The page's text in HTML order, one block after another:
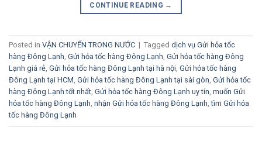
CONTINUE READING →
Posted in VẬN CHUYỂN TRONG NƯỚC | Tagged dịch vụ Gửi hỏa tốc
hàng Đông Lạnh Gửi hỏa tốc hàng Đông Lạnh Gửi hỏa tốc hàng Đông
Lạnh giá rẻ Gửi hỏa tốc hàng Đông Lạnh tại hà nội Gửi hỏa tốc hàng
Đông Lạnh tại HCM Gửi hỏa tốc hàng Đông Lạnh tại sài gòn Gửi hỏa tốc
hàng Đông Lạnh tốt nhất Gửi hỏa tốc hàng Đông Lạnh uy tín muốn Gửi
hỏa tốc hàng Đông Lạnh nhận Gửi hỏa tốc hàng Đông Lạnh ,tìm Gửi hỏa
tốc hàng Đông Lạnh